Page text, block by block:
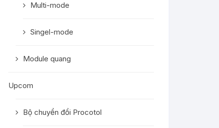
Multi-mode
Singel-mode
Module quang
Upcom
Bộ chuyển đổi Procotol